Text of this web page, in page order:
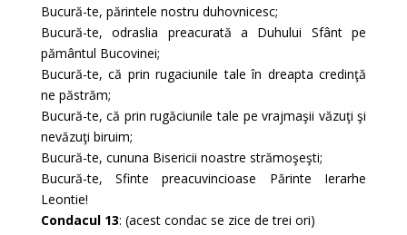
Bucură-te, părintele nostru duhovnicesc;
Bucură-te, odraslia preacurată a Duhului Sfânt pe
pământul Bucovinei;
Bucură-te, că prin rugaciunile tale în dreapta credinţă
ne păstrăm;
Bucură-te, că prin rugăciunile tale pe vrajmaşii văzuţi şi
nevăzuţi biruim;
Bucură-te, cununa Bisericii noastre strămoşeşti;
Bucură-te, Sfinte preacuvincioase Părinte Ierarhe
Leontie!
Condacul 13: (acest condac se zice de trei ori)